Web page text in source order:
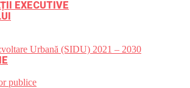
EXECUTIVE
Urbană (SIDU) 2021 – 2030
publice